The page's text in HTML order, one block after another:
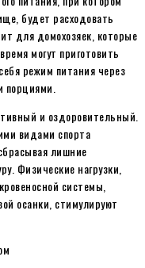
будет расходовать
для домохозяек, которые
могут приготовить
режим питания через
порциями.
и оздоровительный.
видами спорта
лишние
Физические нагрузки,
системы,
осанки, стимулируют